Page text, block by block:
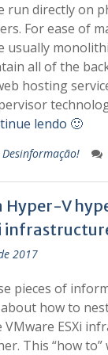
run directly on
For ease of
usually
all of the
hosting
lendo 🙂
Hyper-V
2017
pieces of
how to
ESXi
This “how to”